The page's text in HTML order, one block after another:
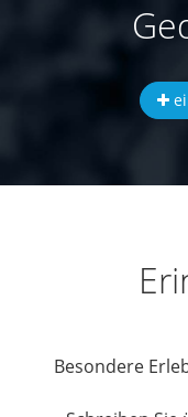
Besondere